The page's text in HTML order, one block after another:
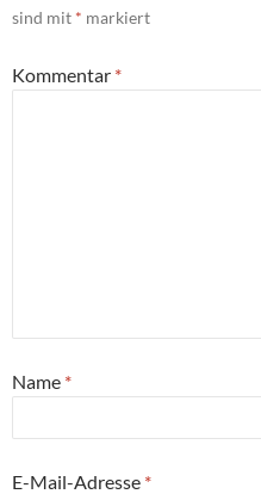
sind mit * markiert
Kommentar *
Name *
E-Mail-Adresse *